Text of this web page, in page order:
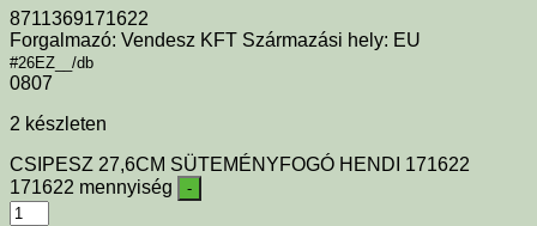
8711369171622
Forgalmazó: Vendesz KFT Származási hely: EU
#26EZ__/db
0807
2 készleten
CSIPESZ 27,6CM SÜTEMÉNYFOGÓ HENDI 171622
171622 mennyiség
-